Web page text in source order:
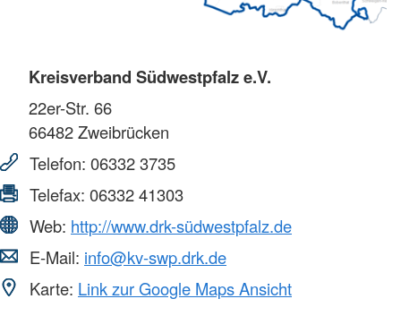
Kreisverband Südwestpfalz e.V.
22er-Str. 66
66482Zweibrücken
Telefon: 06332 3735
Telefax: 06332 41303
Web: http://www.drk-südwestpfalz.de
E-Mail: info@kv-swp.drk.de
Karte: Link zur Google Maps Ansicht